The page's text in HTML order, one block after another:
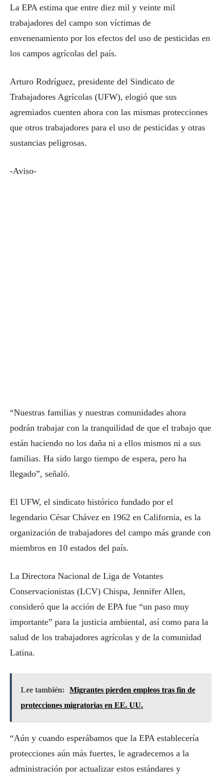
La EPA estima que entre diez mil y veinte mil
trabajadores del campo son víctimas de
envenenamiento por los efectos del uso de pesticidas en
los campos agrícolas del país.
Arturo Rodríguez, presidente del Sindicato de
Trabajadores Agrícolas (UFW), elogió que sus
agremiados cuenten ahora con las mismas protecciones
que otros trabajadores para el uso de pesticidas y otras
sustancias peligrosas.
-Aviso-
“Nuestras familias y nuestras comunidades ahora
podrán trabajar con la tranquilidad de que el trabajo que
están haciendo no los daña ni a ellos mismos ni a sus
familias. Ha sido largo tiempo de espera, pero ha
llegado”, señaló.
El UFW, el sindicato histórico fundado por el
legendario César Chávez en 1962 en California, es la
organización de trabajadores del campo más grande con
miembros en 10 estados del país.
La Directora Nacional de Liga de Votantes
Conservacionistas (LCV) Chispa, Jennifer Allen,
consideró que la acción de EPA fue “un paso muy
importante” para la justicia ambiental, así como para la
salud de los trabajadores agrícolas y de la comunidad
Latina.
Lee también:
Migrantes pierden empleos tras fin de
protecciones migratorias en EE. UU.
“Aún y cuando esperábamos que la EPA establecería
protecciones aún más fuertes, le agradecemos a la
administración por actualizar estos estándares y